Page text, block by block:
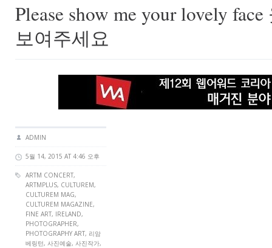
Please show me your lovely
보여주세요
ADMIN
5월 14, 2015 AT 4:46 오후
ARTM CONCERT,
ARTMPLUS, CULTUREM,
CULTUREM MAG,
CULTUREM MAGAZINE,
FINE ART, IRELAND,
PHOTOGRAPHER,
PHOTOGRAPHY ART, 리암
베링턴, 사진예술, 사진작가,
Made with
FLARE
More Info